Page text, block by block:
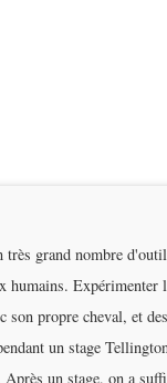
grand nombre
humains. Expérimenter
son propre cheval, et
un stage
un stage, on a